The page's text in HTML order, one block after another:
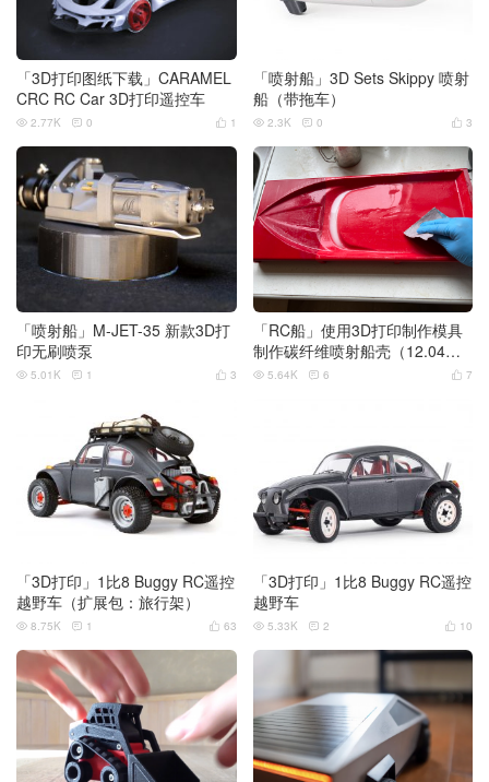
「3D打印图纸下载」CARAMEL
CRC RC Car 3D打印遥控车
 1
 2.77K  0
「喷射船」3D Sets Skippy 喷射
船（带拖车）
 3
 2.3K  0
「喷射船」M-JET-35 新款3D打
印无刷喷泵
 3
 5.01K  1
「RC船」使用3D打印制作模具
制作碳纤维喷射船壳（12.04更
新）
 7
 5.64K  6
「3D打印」1比8 Buggy RC遥控
越野车（扩展包：旅行架）
 63
 8.75K  1
「3D打印」1比8 Buggy RC遥控
越野车
 10
 5.33K  2